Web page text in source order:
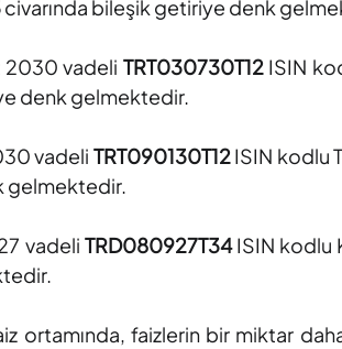
civarında bileşik getiriye denk
2030 vadeli TRT030730T12 ISIN
denk gelmektedir.
vadeli TRT090130T12ISIN kodlu
gelmektedir.
vadeli TRD080927T34ISIN kodlu
ortamında, faizlerin bir miktar